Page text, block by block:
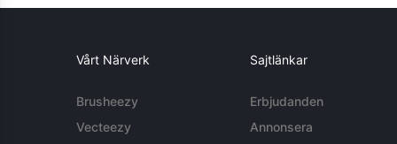
Vårt Närverk
Brusheezy
Vecteezy
Sajtlänkar
Erbjudanden
Annonsera